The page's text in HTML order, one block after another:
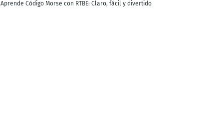
Aprende Código Morse con RTBE: Claro, fácil y divertido